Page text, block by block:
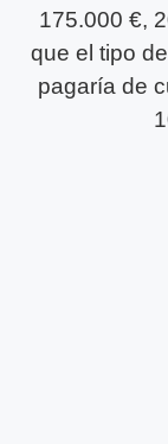
175.000 €,
que el tipo
pagaría de